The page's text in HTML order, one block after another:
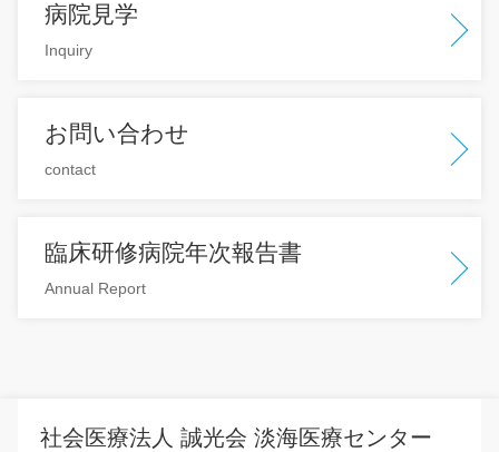
病院見学
Inquiry
お問い合わせ
contact
臨床研修病院年次報告書
Annual Report
社会医療法人 誠光会 淡海医療センター